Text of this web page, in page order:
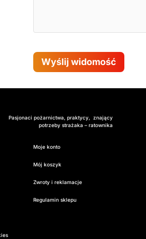
Wyślij widomość
Pasjonaci pożarnictwa, praktycy, znający
potrzeby strażaka – ratownika
Moje konto
Mój koszyk
Zwroty i reklamacje
Regulamin sklepu